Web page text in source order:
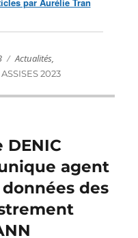
Catégories
Actualités,
2023
DENIC
agent
des